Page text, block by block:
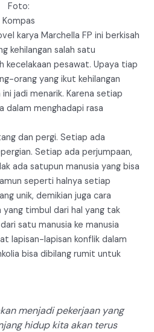
Foto:
Kompas
karya Marchella FP ini berkisah
kehilangan salah satu
kecelakaan pesawat. Upaya tiap
orang yang ikut kehilangan
jadi menarik. Karena setiap
dalam menghadapi rasa
dan pergi. Setiap ada
Setiap ada perjumpaan,
ada satupun manusia yang bisa
seperti halnya setiap
unik, demikian juga cara
yang timbul dari hal yang tak
satu manusia ke manusia
lapisan-lapisan konflik dalam
bisa dibilang rumit untuk
menjadi pekerjaan yang
hidup kita akan terus